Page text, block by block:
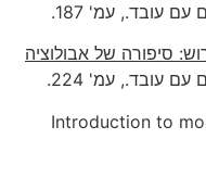
עובד., עמ' 187.
סיפורה של אבולוציה
עובד., עמ' 224.
Introduction to